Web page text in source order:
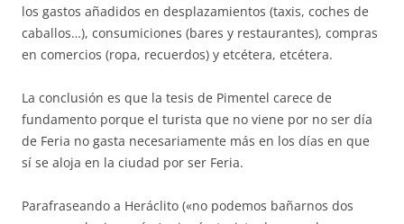
los gastos añadidos en desplazamientos (taxis, coches de
caballos…), consumiciones (bares y restaurantes), compras
en comercios (ropa, recuerdos) y etcétera, etcétera.
La conclusión es que la tesis de Pimentel carece de
fundamento porque el turista que no viene por no ser día
de Feria no gasta necesariamente más en los días en que
sí se aloja en la ciudad por ser Feria.
Parafraseando a Heráclito («no podemos bañarnos dos